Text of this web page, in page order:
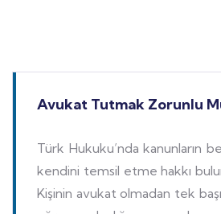
Avukat Tutmak Zorunlu
Türk Hukuku’nda kanunların
kendini temsil etme hakkı
Kişinin avukat olmadan tek